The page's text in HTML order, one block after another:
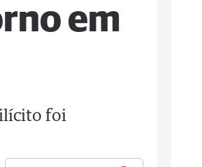
em
ilícito foi